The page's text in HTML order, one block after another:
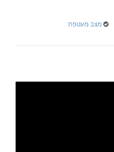
מצב מעטפת